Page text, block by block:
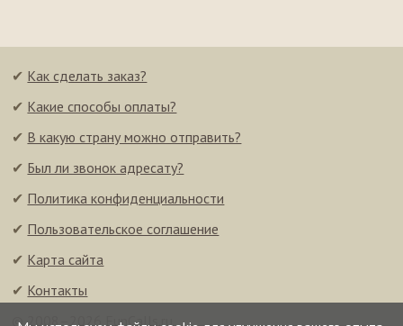
✔ Как сделать заказ?
✔ Какие способы оплаты?
✔ В какую страну можно отправить?
✔ Был ли звонок адресату?
✔ Политика конфиденциальности
✔ Пользовательское соглашение
✔ Карта сайта
✔ Контакты
© 2008–2026 FunCalls.ru